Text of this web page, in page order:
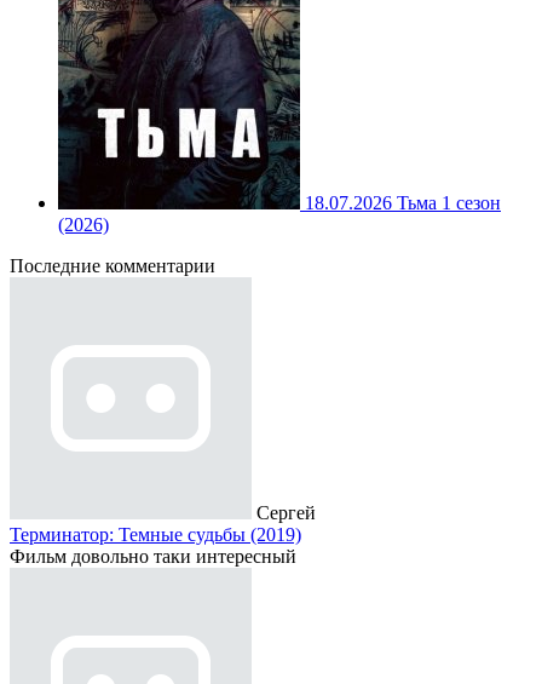
18.07.2026 Тьма 1 сезон
(2026)
Последние комментарии
Сергей
Терминатор: Темные судьбы (2019)
Фильм довольно таки интересный